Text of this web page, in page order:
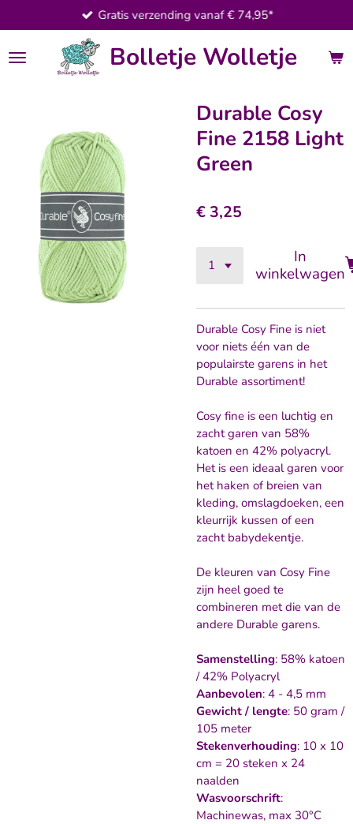
direct
naar
de
Bolletje Wolletje
Gratis verzending vanaf € 74,95*
Durable Cosy
Fine 2158 Light
Green
€ 3,25
In
winkelwagen
Durable Cosy Fine is niet
voor niets één van de
populairste garens in het
Durable assortiment!
Cosy fine is een luchtig en
zacht garen van 58%
katoen en 42% polyacryl.
Het is een ideaal garen voor
het haken of breien van
kleding, omslagdoeken, een
kleurrijk kussen of een
zacht babydekentje.
De kleuren van Cosy Fine
zijn heel goed te
combineren met die van de
andere Durable garens.
Samenstelling: 58% katoen
/ 42% Polyacryl
Aanbevolen: 4 - 4,5 mm
Gewicht / lengte: 50 gram /
105 meter
Stekenverhouding: 10 x 10
cm = 20 steken x 24
naalden
Wasvoorschrift:
Machinewas, max 30°C